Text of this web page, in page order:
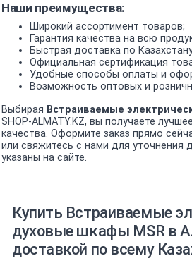
Наши преимущества:
Широкий ассортимент товаров;
Гарантия качества на всю
Быстрая доставка по
Официальная сертификация
Удобные способы оплаты и
Возможность оптовых и
Выбирая Встраиваемые
SHOP-ALMATY.KZ, вы получаете
качества. Оформите заказ прямо
или свяжитесь с нами для уточнения
указаны на сайте.
Купить Встраиваемые
духовые шкафы MSR в
доставкой по всему